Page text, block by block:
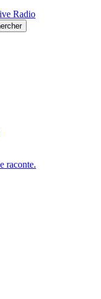
Radio
raconte.